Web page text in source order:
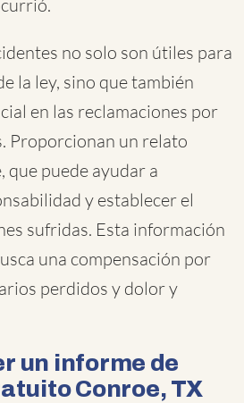
no solo son útiles para
la ley, sino que también
en las reclamaciones por
Proporcionan un relato
que puede ayudar a
y establecer el
sufridas. Esta información
una compensación por
perdidos y dolor y
un informe de
Conroe, TX